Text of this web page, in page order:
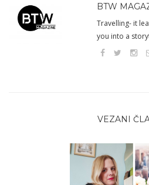
BTW
Travelling- it
you into a
VEZANI